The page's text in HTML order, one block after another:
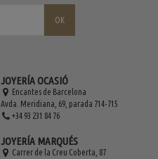
JOYERÍA OCASIÓ
Encantes de Barcelona
Avda. Meridiana, 69, parada 714-715
+34 93 231 84 76
JOYERÍA MARQUÉS
Carrer de la Creu Coberta, 87